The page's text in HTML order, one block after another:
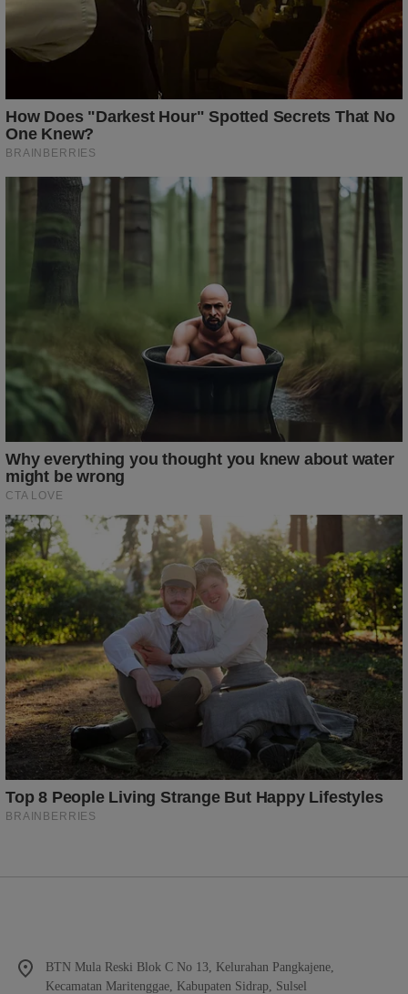
BTN Mula Reski Blok C No 13, Kelurahan Pangkajene,
Kecamatan Maritenggae, Kabupaten Sidrap, Sulsel